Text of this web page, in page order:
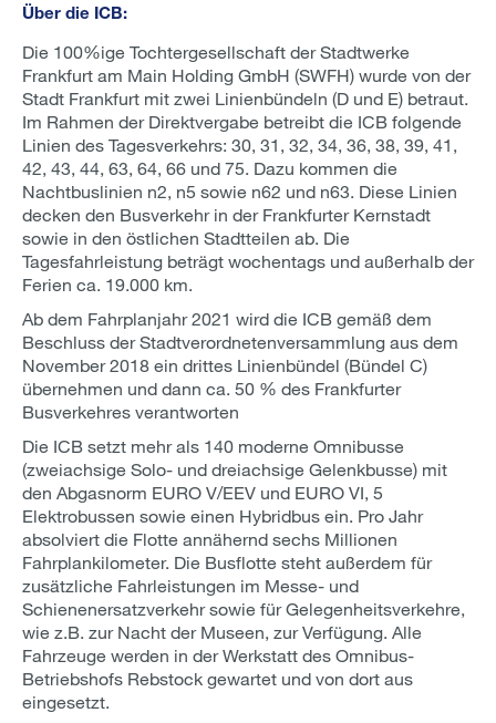
Über die ICB:
Die 100%ige Tochtergesellschaft der Stadtwerke
Frankfurt am Main Holding GmbH (SWFH) wurde von der
Stadt Frankfurt mit zwei Linienbündeln (D und E) betraut.
Im Rahmen der Direktvergabe betreibt die ICB folgende
Linien des Tagesverkehrs: 30, 31, 32, 34, 36, 38, 39, 41,
42, 43, 44, 63, 64, 66 und 75. Dazu kommen die
Nachtbuslinien n2, n5 sowie n62 und n63. Diese Linien
decken den Busverkehr in der Frankfurter Kernstadt
sowie in den östlichen Stadtteilen ab. Die
Tagesfahrleistung beträgt wochentags und außerhalb der
Ferien ca. 19.000 km.
Ab dem Fahrplanjahr 2021 wird die ICB gemäß dem
Beschluss der Stadtverordnetenversammlung aus dem
November 2018 ein drittes Linienbündel (Bündel C)
übernehmen und dann ca. 50 % des Frankfurter
Busverkehres verantworten
Die ICB setzt mehr als 140 moderne Omnibusse
(zweiachsige Solo- und dreiachsige Gelenkbusse) mit
den Abgasnorm EURO V/EEV und EURO VI, 5
Elektrobussen sowie einen Hybridbus ein. Pro Jahr
absolviert die Flotte annähernd sechs Millionen
Fahrplankilometer. Die Busflotte steht außerdem für
zusätzliche Fahrleistungen im Messe- und
Schienenersatzverkehr sowie für Gelegenheitsverkehre,
wie z.B. zur Nacht der Museen, zur Verfügung. Alle
Fahrzeuge werden in der Werkstatt des Omnibus-
Betriebshofs Rebstock gewartet und von dort aus
eingesetzt.